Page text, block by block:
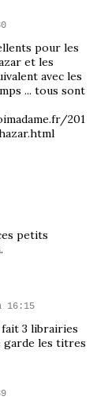
pour les
et les
avec les
... tous sont
201
petits
16:15
fait 3 librairies
garde les titres